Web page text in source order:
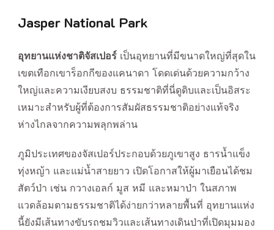
Jasper National Park
อุทยานแห่งชาติจัสเปอร์ เป็นอุทยานที่มีขนาดใหญ่ที่สุดใน
เขตเทือกเขาร็อกกีของแคนาดา โดดเด่นด้วยความกว้าง
ใหญ่และความเงียบสงบ ธรรมชาติที่นี่ดูดิบและเป็นอิสระ
เหมาะสำหรับผู้ที่ต้องการสัมผัสธรรมชาติอย่างแท้จริง
ห่างไกลจากความพลุกพล่าน
ภูมิประเทศของจัสเปอร์ประกอบด้วยภูเขาสูง ธารน้ำแข็ง
ทุ่งหญ้า และแม่น้ำสายยาว เปิดโอกาสให้ผู้มาเยือนได้ชม
สัตว์ป่า เช่น กวางเอลก์ มูส หมี และหมาป่า ในสภาพ
แวดล้อมตามธรรมชาติได้ง่ายกว่าหลายพื้นที่ อุทยานแห่ง
นี้ยังมีเส้นทางขับรถชมวิวและเส้นทางเดินป่าที่เปิดมุมมอง